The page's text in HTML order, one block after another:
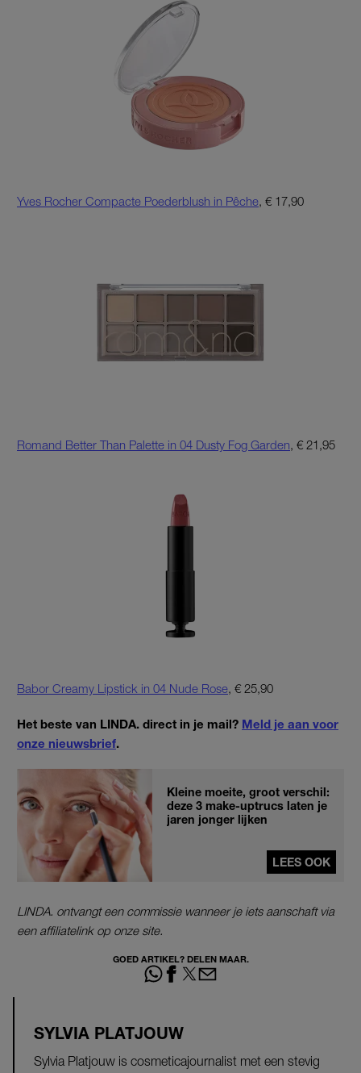
Yves Rocher Compacte Poederblush in Pêche, € 17,90
Romand Better Than Palette in 04 Dusty Fog Garden, € 21,95
Babor Creamy Lipstick in 04 Nude Rose, € 25,90
Het beste van LINDA. direct in je mail? Meld je aan voor
onze nieuwsbrief.
Kleine moeite, groot verschil:
deze 3 make-uptrucs laten je
jaren jonger lijken
LEES OOK
LINDA. ontvangt een commissie wanneer je iets aanschaft via
een affiliatelink op onze site.
GOED ARTIKEL? DELEN MAAR.
SYLVIA PLATJOUW
Sylvia Platjouw is cosmeticajournalist met een stevig